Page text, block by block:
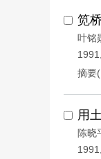
笕
叶铭
摘要(
用
陈晓